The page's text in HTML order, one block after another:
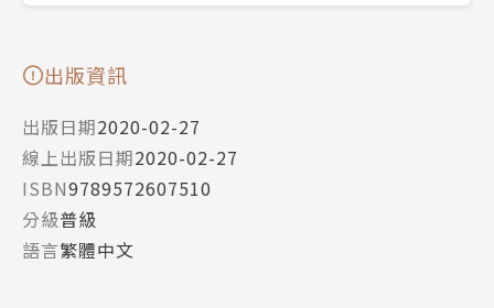
出版資訊
出版日期2020-02-27
線上出版日期2020-02-27
ISBN9789572607510
分級普級
語言繁體中文